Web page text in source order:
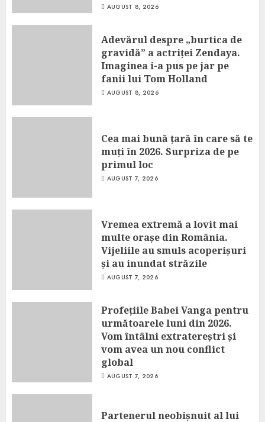
AUGUST 8, 2026
Adevărul despre „burtica de
gravidă” a actriței Zendaya.
Imaginea i-a pus pe jar pe
fanii lui Tom Holland
AUGUST 8, 2026
Cea mai bună țară în care să te
muți în 2026. Surpriza de pe
primul loc
AUGUST 7, 2026
Vremea extremă a lovit mai
multe orașe din România.
Vijeliile au smuls acoperișuri
și au inundat străzile
AUGUST 7, 2026
Profețiile Babei Vanga pentru
următoarele luni din 2026.
Vom întâlni extratereștri și
vom avea un nou conflict
global
AUGUST 7, 2026
Partenerul neobișnuit al lui